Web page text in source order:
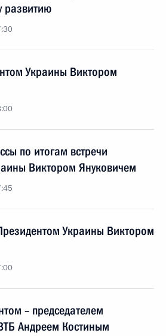
развитию
Украины Виктором
по итогам встречи
Виктором Януковичем
Украины Виктором
– председателем
Андреем Костиным